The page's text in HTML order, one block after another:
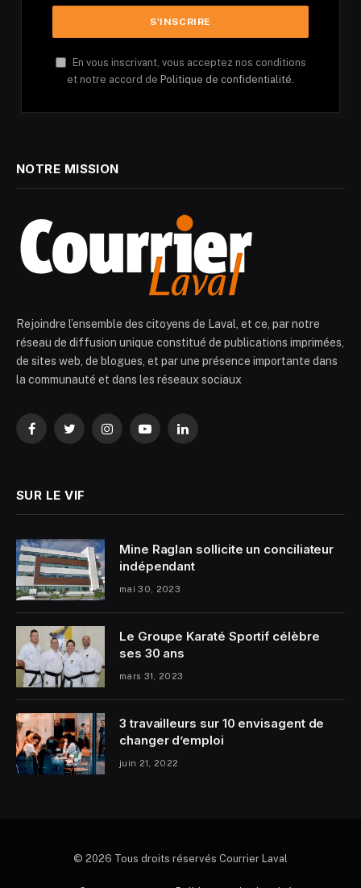
En vous inscrivant, vous acceptez nos conditions
et notre accord de Politique de confidentialité.
NOTRE MISSION
Rejoindre l’ensemble des citoyens de Laval, et ce, par notre
réseau de diffusion unique constitué de publications imprimées,
de sites web, de blogues, et par une présence importante dans
la communauté et dans les réseaux sociaux
FacebookTwitterInstagramYouTubeLinkedIn
SUR LE VIF
Mine Raglan sollicite un conciliateur
indépendant
mai 30, 2023
Le Groupe Karaté Sportif célèbre
ses 30 ans
mars 31, 2023
3 travailleurs sur 10 envisagent de
changer d’emploi
juin 21, 2022
© 2026 Tous droits réservés Courrier Laval